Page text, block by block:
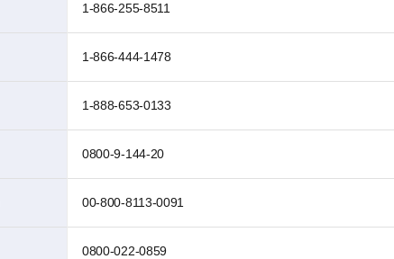
1-866-255-8511
1-866-444-1478
1-888-653-0133
0800-9-144-20
00-800-8113-0091
0800-022-0859